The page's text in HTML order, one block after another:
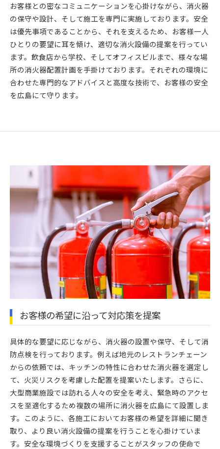
お客様との密なコミュニケーションを心掛けながら、消火器
の保守や設計、そして施工を専門に実施しております。安全
は優先事項であることから、それを支えるため、お客様一人
ひとりの要望に耳を傾け、適切な消火設備の提案を行ってい
ます。飲食店から学校、そしてオフィスビルまで、様々な場
所の消火器配置計画を手掛けております。それぞれの環境に
合わせた専門的なアドバイスと高度な技術で、お客様の安全
を広島にて守ります。
お客様の希望に沿って対応策を提案
具体的な要望に応じながら、消火器の設置や保守、そして消
防点検を行っております。例えば地元のレストランチェーン
からの依頼では、キッチンの特性に合わせた消火器を選定し
て、火災リスクを考慮した配置を提案いたします。さらに、
大型商業施設では訪れる人々の安全を考え、緊急時のアクセ
スを至適化するため複数の場所に消火器を広島にて設置しま
す。このように、各施工においてお客様の希望を詳細に聞き
取り、より良い消火設備の提案を行うことを心掛けていま
す。安全な環境づくりを支援することがスタッフの使命で